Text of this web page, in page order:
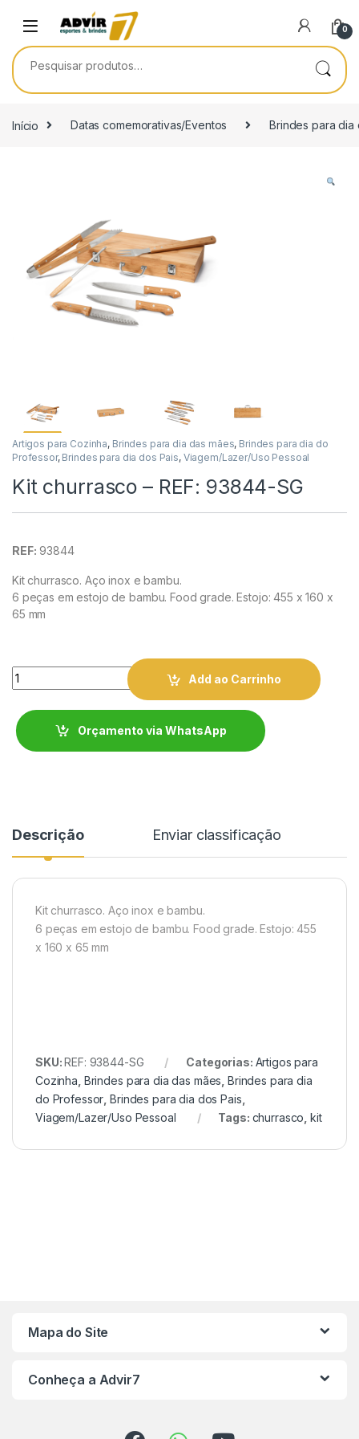
0
Pesquisar por:
Início Datas comemorativas/Eventos Brindes para dia
Artigos para Cozinha, Brindes para dia das mães, Brindes para dia do
Professor, Brindes para dia dos Pais, Viagem/Lazer/Uso Pessoal
Kit churrasco – REF: 93844-SG
REF: 93844
Kit churrasco. Aço inox e bambu.
6 peças em estojo de bambu. Food grade. Estojo: 455 x 160 x
65 mm
Quantity
Add ao Carrinho
Orçamento via WhatsApp
Descrição Enviar classificação
Kit churrasco. Aço inox e bambu.
6 peças em estojo de bambu. Food grade. Estojo: 455
x 160 x 65 mm
SKU:REF: 93844-SG Categorias: Artigos para
Cozinha Brindes para dia das mães Brindes para dia
do Professor ,Brindes para dia dos Pais
Viagem/Lazer/Uso Pessoal
Tags: churrasco ,kit
Mapa do Site
Conheça a Advir7